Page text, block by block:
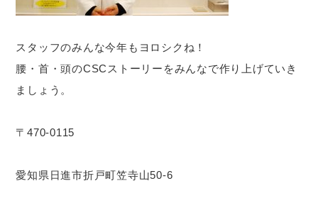
スタッフのみんな今年もヨロシクね！
腰・首・頭のCSCストーリーをみんなで作り上げていき
ましょう。
〒470-0115
愛知県日進市折戸町笠寺山50-6